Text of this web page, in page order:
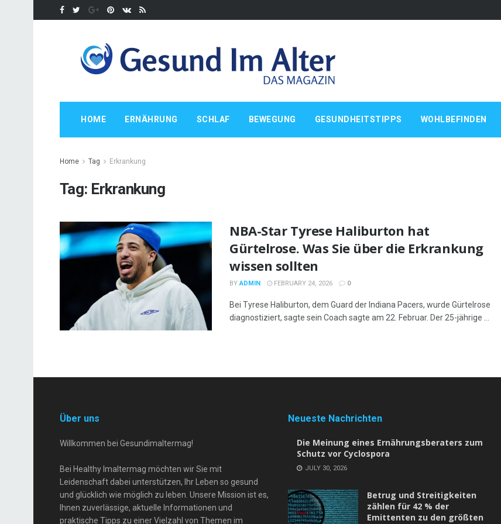
HOME ERNÄHRUNG SCHLAF BEWEGUNG GESUNDHEITSTIPPS WOHLBEFINDEN
Home Tag Erkrankung
Tag: Erkrankung
NBA-Star Tyrese Haliburton hat
Gürtelrose. Was Sie über die Erkrankung
wissen sollten
BY ADMIN FEBRUARY 24, 2026 0
Bei Tyrese Haliburton, dem Guard der Indiana Pacers, wurde Gürtelrose
diagnostiziert, sagte sein Coach sagte am 22. Februar. Der 25-jährige ...
Über uns
Willkommen bei Gesundimaltermag!
Bei Healthy Imaltermag möchten wir Sie mit
Leidenschaft dabei unterstützen, Ihr Leben so gesund
und glücklich wie möglich zu leben. Unsere Mission ist es,
Ihnen zuverlässige, aktuelle Informationen und
praktische Tipps zu einer Vielzahl von Themen im
Neueste Nachrichten
Die Meinung eines Ernährungsberaters zum
Schutz vor Cyclospora
JULY 30, 2026
Betrug und Streitigkeiten
zählen für 42 % der
Emittenten zu den größten